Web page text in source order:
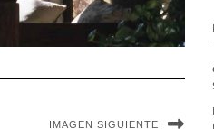
IMAGEN SIGUIENTE